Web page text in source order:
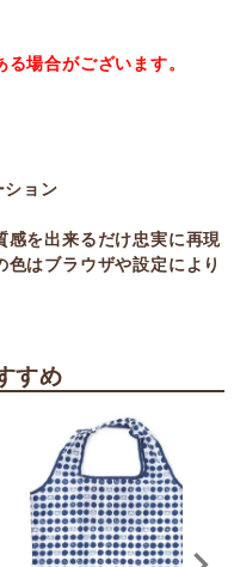
場合がございます。
ョン
を出来るだけ忠実に再現
はブラウザや設定により
すめ